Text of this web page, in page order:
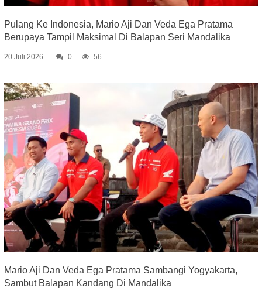
Pulang Ke Indonesia, Mario Aji Dan Veda Ega Pratama
Berupaya Tampil Maksimal Di Balapan Seri Mandalika
20 Juli 2026 0 56
Mario Aji Dan Veda Ega Pratama Sambangi Yogyakarta,
Sambut Balapan Kandang Di Mandalika